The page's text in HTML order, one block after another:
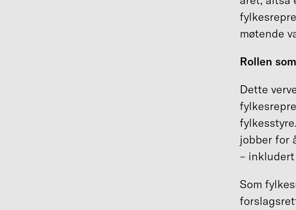
møtende
Rollen
Dette
jobber for
–
Som